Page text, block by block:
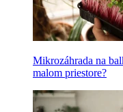
Mikrozáhrada na
malom priestore?